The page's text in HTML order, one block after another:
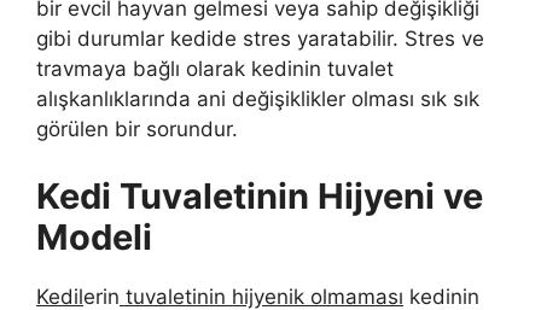
bir evcil hayvan gelmesi veya sahip değişikliği
gibi durumlar kedide stres yaratabilir. Stres ve
travmaya bağlı olarak kedinin tuvalet
alışkanlıklarında ani değişiklikler olması sık sık
görülen bir sorundur.
Kedi Tuvaletinin Hijyeni ve
Modeli
Kedilerin tuvaletinin hijyenik olmaması kedinin